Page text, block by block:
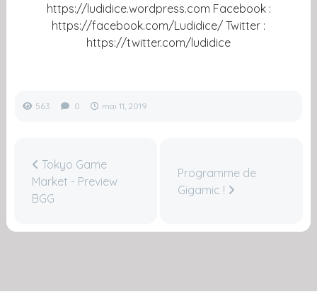
https://ludidice.wordpress.com Facebook :
https://facebook.com/Ludidice/ Twitter :
https://twitter.com/ludidice
563 0 mai 11, 2019
Tokyo Game
Market - Preview
BGG
Programme de
Gigamic !